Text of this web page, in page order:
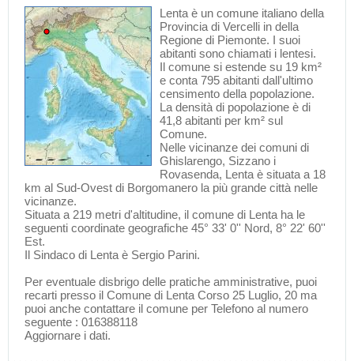
Lenta è un comune italiano della
Provincia di Vercelli in della
Regione di Piemonte. I suoi
abitanti sono chiamati i lentesi.
Il comune si estende su 19 km²
e conta 795 abitanti dall'ultimo
censimento della popolazione.
La densità di popolazione è di
41,8 abitanti per km² sul
Comune.
Nelle vicinanze dei comuni di
Ghislarengo, Sizzano i
Rovasenda, Lenta è situata a 18
km al Sud-Ovest di Borgomanero la più grande città nelle
vicinanze.
Situata a 219 metri d'altitudine, il comune di Lenta ha le
seguenti coordinate geografiche 45° 33' 0'' Nord, 8° 22' 60''
Est.
Il Sindaco di Lenta è Sergio Parini.
Per eventuale disbrigo delle pratiche amministrative, puoi
recarti presso il Comune di Lenta Corso 25 Luglio, 20 ma
puoi anche contattare il comune per Telefono al numero
seguente : 016388118
Aggiornare i dati.